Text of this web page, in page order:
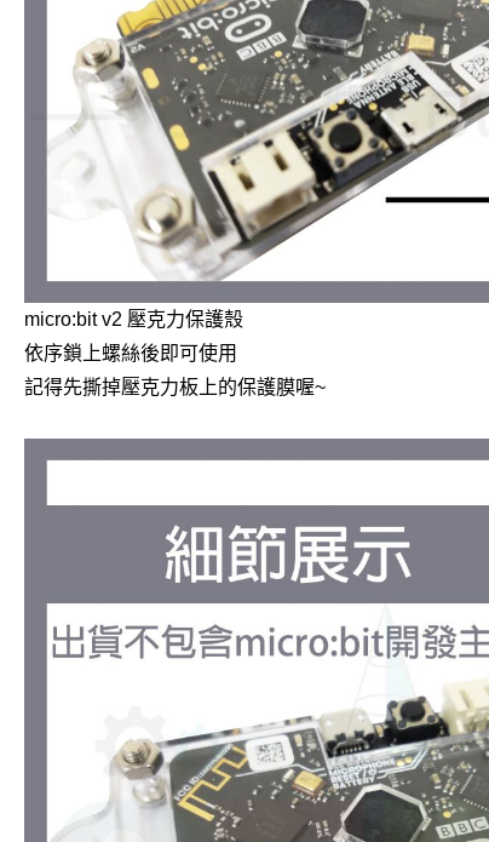
micro:bit v2 壓克力保護殼
依序鎖上螺絲後即可使用
記得先撕掉壓克力板上的保護膜喔~